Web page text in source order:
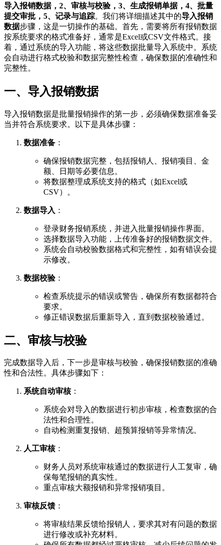
导入报销数据，2、审核与校验，3、生成报销单据，4、批量
提交审批，5、记录与追踪。我们将详细描述其中的导入报销
数据步骤，这是一切操作的基础。首先，需要将所有报销数据
按系统要求的格式准备好，通常是Excel或CSV文件格式。接
着，通过系统的导入功能，将这些数据批量导入系统中。系统
会自动进行格式校验和数据完整性检查，确保数据的准确性和
完整性。
一、导入报销数据
导入报销数据是批量报销操作的第一步，必须确保数据准备妥
当并符合系统要求。以下是具体步骤：
数据准备 ：
确保报销数据完整，包括报销人、报销项目、金
额、日期等必要信息。
将数据整理成系统支持的格式（如Excel或
CSV）。
数据导入 ：
登录财务报销系统，并进入批量报销操作界面。
选择数据导入功能，上传准备好的报销数据文件。
系统会自动校验数据格式和完整性，如有错误会提
示修改。
数据校验：
检查系统提示的错误或警告，确保所有数据都符合
要求。
修正错误数据后重新导入，直到数据校验通过。
二、审核与校验
完成数据导入后，下一步是审核与校验，确保报销数据的准确
性和合法性。具体步骤如下：
系统自动审核：
系统会对导入的数据进行初步审核，检查数据的合
法性和合理性。
自动检测重复报销、超预算报销等异常情况。
人工审核：
财务人员对系统审核通过的数据进行人工复审，确
保每笔报销的真实性。
重点审核大额报销和异常报销项目。
审核反馈 ：
将审核结果反馈给报销人，要求其对有问题的数据
进行修改或补充材料。